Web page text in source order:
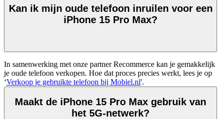
Kan ik mijn oude telefoon inruilen voor een
iPhone 15 Pro Max?
In samenwerking met onze partner Recommerce kan je gemakkelijk
je oude telefoon verkopen. Hoe dat proces precies werkt, lees je op
‘Verkoop je gebruikte telefoon bij Mobiel.nl'.
Maakt de iPhone 15 Pro Max gebruik van
het 5G-netwerk?